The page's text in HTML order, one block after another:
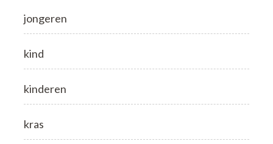
jongeren
kind
kinderen
kras